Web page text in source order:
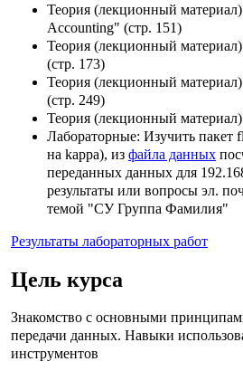
Теория (лекционный
Accounting" (стр. 151)
Теория (лекционный
(стр. 173)
Теория (лекционный
(стр. 249)
Теория (лекционный
Лабораторные: Изучить пакет
на kappa), из файла данных
переданных данных для
результаты или вопросы эл.
темой "СУ Группа Фамилия"
Результаты лабораторных работ
Цель курса
Знакомство с основными
передачи данных. Навыки
инструментов